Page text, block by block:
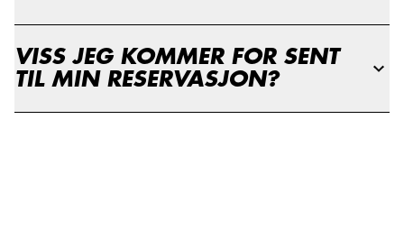
VISS JEG KOMMER FOR SENT
TIL MIN RESERVASJON?